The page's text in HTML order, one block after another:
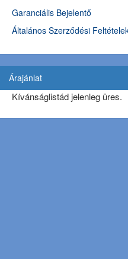
Garanciális Bejelentő
Általános Szerződési
Árajánlat
Kívánságlistád jelenleg üres.